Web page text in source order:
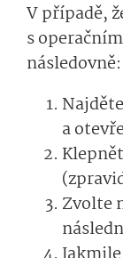
V případě,
s
následovně:
a
Zvolte